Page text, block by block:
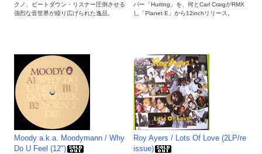
クノ、ビートダウン・リスナー圧倒させる
強烈な音世界が繰り広げられた逸品。
バー「Hurting」を、何とCarl CraigがRMX
し「Planet E」から12inchリリース。
Moody a.k.a. Moodymann / Why
Do U Feel (12")
Roy Ayers / Lots Of Love (2LP/re
issue)